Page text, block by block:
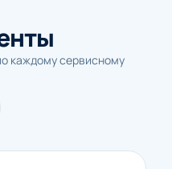
каждому сервисному